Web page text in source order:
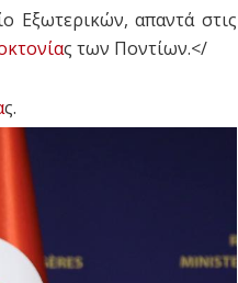
Εξωτερικών, απαντά στις
ς των Ποντίων.</
ς.